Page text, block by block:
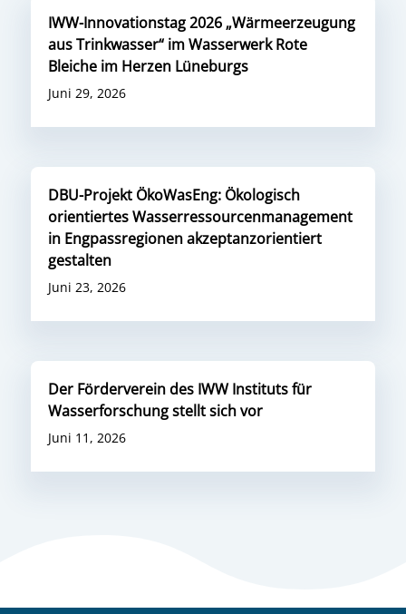
IWW-Innovationstag 2026 „Wärmeerzeugung
aus Trinkwasser“ im Wasserwerk Rote
Bleiche im Herzen Lüneburgs
Juni 29, 2026
DBU-Projekt ÖkoWasEng: Ökologisch
orientiertes Wasserressourcenmanagement
in Engpassregionen akzeptanzorientiert
gestalten
Juni 23, 2026
Der Förderverein des IWW Instituts für
Wasserforschung stellt sich vor
Juni 11, 2026